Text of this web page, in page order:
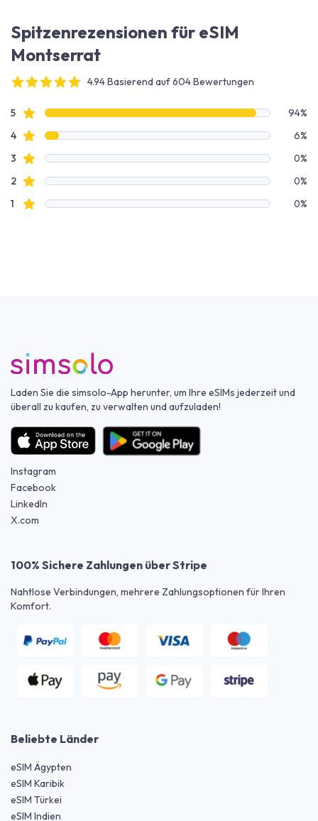
Spitzenrezensionen für eSIM
Montserrat
4.94 Basierend auf 604 Bewertungen
Bewertungsdaten
5Sterne Bewertungen
94%
4Sterne Bewertungen
6%
3 Sterne Bewertungen
0%
2Sterne Bewertungen
0%
1 Sterne Bewertungen 0%
Laden Sie die simsolo-App herunter, um Ihre eSIMs jederzeit und
überall zu kaufen, zu verwalten und aufzuladen!
Instagram
Facebook
LinkedIn
X.com
100% Sichere Zahlungen über Stripe
Nahtlose Verbindungen, mehrere Zahlungsoptionen für Ihren
Komfort.
Beliebte Länder
eSIM Ägypten
eSIM Karibik
eSIM Türkei
eSIM Indien